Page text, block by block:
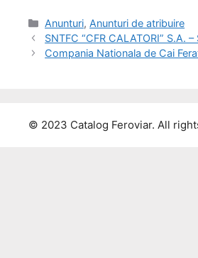
Anunturi, Anunturi de atribuire
SNTFC “CFR CALATORI” S.A.
Compania Nationala de Cai
© 2023 Catalog Feroviar. All